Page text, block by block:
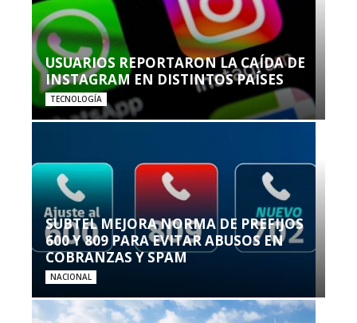
USUARIOS REPORTARON LA CAÍDA DE
INSTAGRAM EN DISTINTOS PAÍSES
TECNOLOGÍA
SUBTEL MEJORA NORMA DE PREFIJOS
600 Y 809 PARA EVITAR ABUSOS EN
COBRANZAS Y SPAM
NACIONAL